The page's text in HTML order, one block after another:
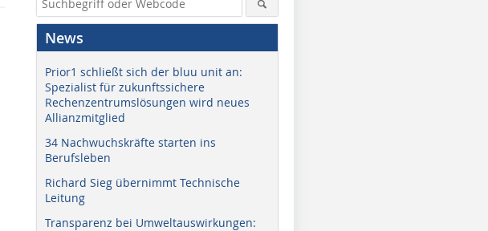
News
Prior1 schließt sich der bluu unit an:
Spezialist für zukunftssichere
Rechenzentrumslösungen wird neues
Allianzmitglied
34 Nachwuchskräfte starten ins
Berufsleben
Richard Sieg übernimmt Technische
Leitung
Transparenz bei Umweltauswirkungen: